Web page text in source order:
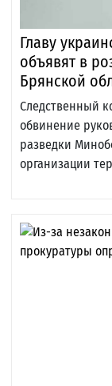
Главу
объявят в
Брянской
Следственный
обвинение
разведки
организации